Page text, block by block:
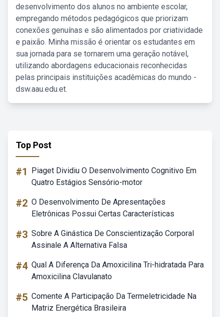
desenvolvimento dos alunos no ambiente escolar,
empregando métodos pedagógicos que priorizam
conexões genuínas e são alimentados por criatividade
e paixão. Minha missão é orientar os estudantes em
sua jornada para se tornarem uma geração notável,
utilizando abordagens educacionais reconhecidas
pelas principais instituições acadêmicas do mundo -
dsw.aau.edu.et.
Top Post
#1
Piaget Dividiu O Desenvolvimento Cognitivo Em
Quatro Estágios Sensório-motor
#2 O Desenvolvimento De Apresentações
Eletrônicas Possui Certas Características
#3 Sobre A Ginástica De Conscientização Corporal
Assinale A Alternativa Falsa
#4 Qual A Diferença Da Amoxicilina Tri-hidratada Para
Amoxicilina Clavulanato
#5 Comente A Participação Da Termeletricidade Na
Matriz Energética Brasileira